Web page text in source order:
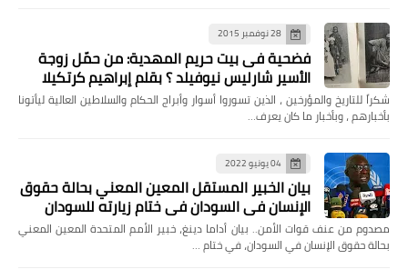
28 نوفمبر 2015
فضحية فى بيت حريم المهدية: من حمّل زوجة
الأسير شارليس نيوفيلد ؟ بقلم إبراهيم كرتكيلا
شكراً للتاريخ والمؤرخين ، الذين تسوروا أسوار وأبراج الحكام والسلاطين العالية ليأتونا
بأخبارهم ، وبأخبار ما كان يعرف…
04 يونيو 2022
بيان الخبير المستقل المعين المعني بحالة حقوق
الإنسان في السودان في ختام زيارته للسودان
مصدوم من عنف قوات الأمن.. بيان أداما دينغ، خبير الأمم المتحدة المعين المعني
بحالة حقوق الإنسان في السودان، في ختام …